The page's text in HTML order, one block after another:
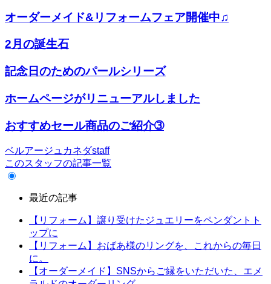
オーダーメイド&リフォームフェア開催中♫
2月の誕生石
記念日のためのパールシリーズ
ホームページがリニューアルしました
おすすめセール商品のご紹介➂
ベルアージュカネダstaff
このスタッフの記事一覧
最近の記事
【リフォーム】譲り受けたジュエリーをペンダントト
ップに
【リフォーム】おばあ様のリングを、これからの毎日
に。
【オーダーメイド】SNSからご縁をいただいた、エメ